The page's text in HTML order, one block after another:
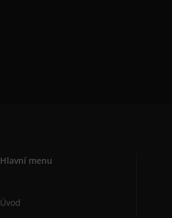
Hlavní menu
Úvod